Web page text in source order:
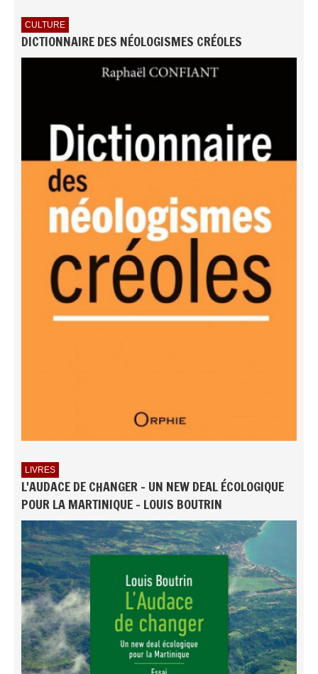
CULTURE
DICTIONNAIRE DES NÉOLOGISMES CRÉOLES
LIVRES
L'AUDACE DE CHANGER - UN NEW DEAL ÉCOLOGIQUE
POUR LA MARTINIQUE - LOUIS BOUTRIN